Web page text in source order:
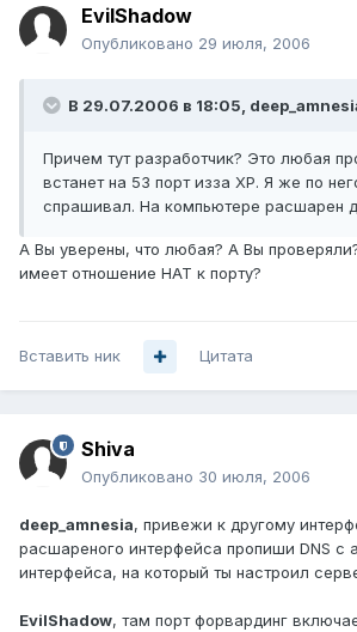
EvilShadow
Опубликовано 29 июля, 2006
В 29.07.2006 в 18:05,
Причем тут разработчик? Это любая
встанет на 53 порт изза XP. Я же по
спрашивал. На компьютере расшарен
А Вы уверены, что любая? А Вы
имеет отношение НАТ к порту?
Вставить ник Цитата
Shiva
Опубликовано 30 июля, 2006
deep_amnesia, привежи к другому
расшареного интерфейса пропиши DNS с
интерфейса, на который ты настроил
EvilShadow, там порт форвардинг